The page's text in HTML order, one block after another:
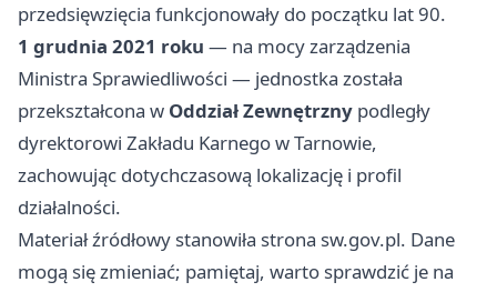
przedsięwzięcia funkcjonowały do początku lat 90.
1 grudnia 2021 roku — na mocy zarządzenia
Ministra Sprawiedliwości — jednostka została
przekształcona w Oddział Zewnętrzny podległy
dyrektorowi Zakładu Karnego w Tarnowie,
zachowując dotychczasową lokalizację i profil
działalności.
Materiał źródłowy stanowiła strona sw.gov.pl. Dane
mogą się zmieniać; pamiętaj, warto sprawdzić je na